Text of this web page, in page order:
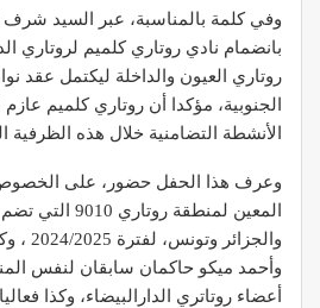
وفي كلمة بالمناسبة، عبر السيد شرف
بانضمام نادي روتاري كلميم لروتاري
روتاري العيون والداخلة ليكتمل عقد
الجنوبية، مؤكدا أن روتاري كلميم
الأنشطة التضامنية خلال هذه الظرفية
وعرف هذا الحفل حضور، على
المعين لمنطقة
وأحمد ميكو حاكمان سابقان لنفس
أعضاء روتاتري الدارالبيضاء، وكذا